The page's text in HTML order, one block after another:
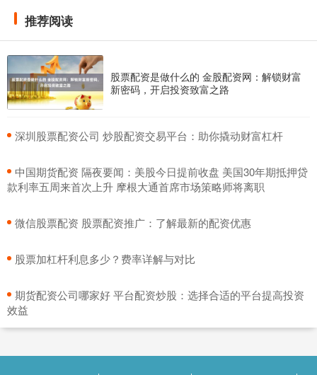
推荐阅读
股票配资是做什么的 金股配资网：解锁财富
新密码，开启投资致富之路
​深圳股票配资公司 炒股配资交易平台：助你撬动财富杠杆
​中国期货配资 隔夜要闻：美股今日提前收盘 美国30年期抵押贷
款利率五周来首次上升 摩根大通首席市场策略师将离职
​微信股票配资 股票配资推广：了解最新的配资优惠
​股票加杠杆利息多少？费率详解与对比
​期货配资公司哪家好 平台配资炒股：选择合适的平台提高投资
效益